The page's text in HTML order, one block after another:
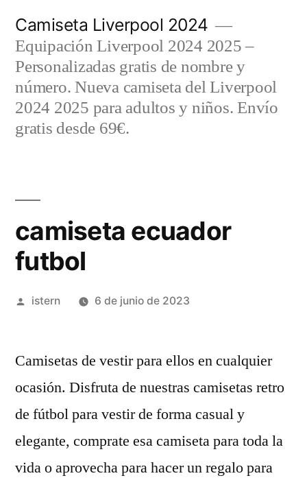
contenido
Camiseta Liverpool 2024
Equipación Liverpool 2024 2025 –
Personalizadas gratis de nombre y
número. Nueva camiseta del Liverpool
2024 2025 para adultos y niños. Envío
gratis desde 69€.
camiseta ecuador
futbol
Publicado
istern 6 de junio de 2023
Camisetas de vestir para ellos en cualquier
ocasión. Disfruta de nuestras camisetas retro
de fútbol para vestir de forma casual y
elegante, comprate esa camiseta para toda la
vida o aprovecha para hacer un regalo para